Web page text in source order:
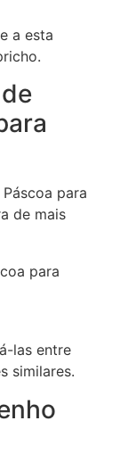
a esta
para
de mais
las entre
similares.